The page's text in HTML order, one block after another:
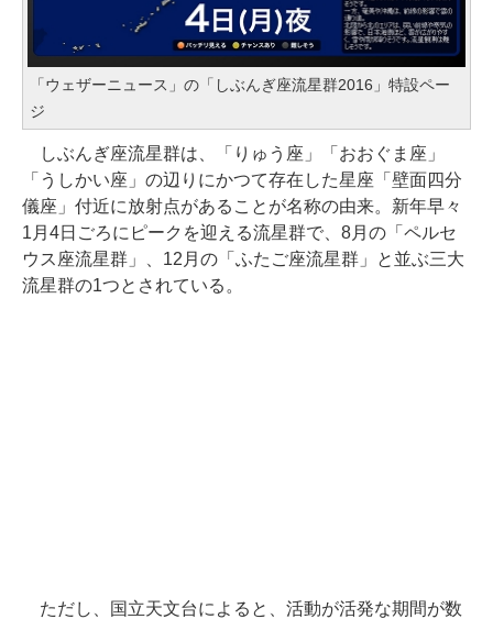
「ウェザーニュース」の「しぶんぎ座流星群2016」特設ペー
ジ
しぶんぎ座流星群は、「りゅう座」「おおぐま座」
「うしかい座」の辺りにかつて存在した星座「壁面四分
儀座」付近に放射点があることが名称の由来。新年早々
1月4日ごろにピークを迎える流星群で、8月の「ペルセ
ウス座流星群」、12月の「ふたご座流星群」と並ぶ三大
流星群の1つとされている。
ただし、国立天文台によると、活動が活発な期間が数